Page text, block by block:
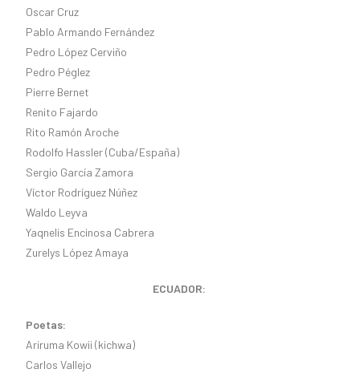
Oscar Cruz
Pablo Armando Fernández
Pedro López Cerviño
Pedro Péglez
Pierre Bernet
Renito Fajardo
Rito Ramón Aroche
Rodolfo Hassler (Cuba/España)
Sergio García Zamora
Víctor Rodríguez Núñez
Waldo Leyva
Yaqnelis Encinosa Cabrera
Zurelys López Amaya
ECUADOR:
Poetas:
Ariruma Kowii (kichwa)
Carlos Vallejo